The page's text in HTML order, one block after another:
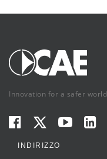
Innovation for a safer world
INDIRIZZO